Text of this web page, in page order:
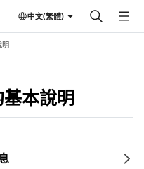
中文(繁體)
明
本說明